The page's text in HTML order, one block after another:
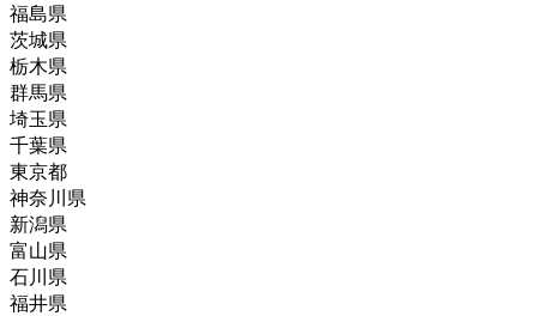
福島県
茨城県
栃木県
群馬県
埼玉県
千葉県
東京都
神奈川県
新潟県
富山県
石川県
福井県